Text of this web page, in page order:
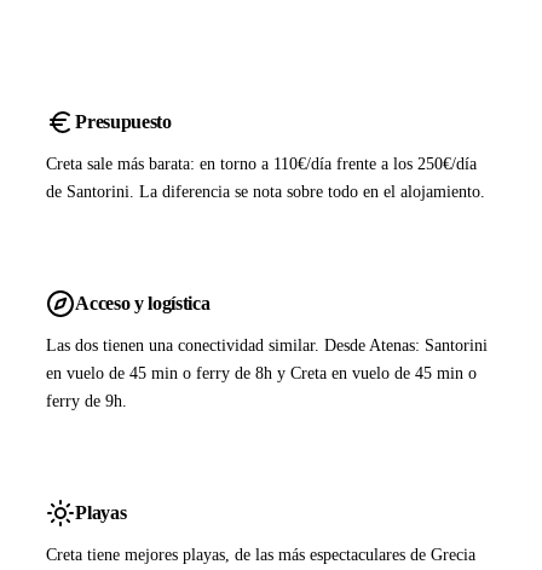
Presupuesto
Creta sale más barata: en torno a 110€/día frente a los 250€/día
de Santorini. La diferencia se nota sobre todo en el alojamiento.
Acceso y logística
Las dos tienen una conectividad similar. Desde Atenas: Santorini
en vuelo de 45 min o ferry de 8h y Creta en vuelo de 45 min o
ferry de 9h.
Playas
Creta tiene mejores playas, de las más espectaculares de Grecia